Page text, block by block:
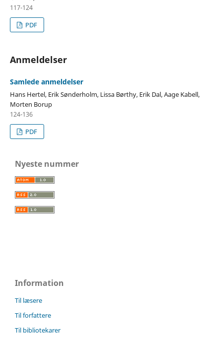
117-124
PDF
Anmeldelser
Samlede anmeldelser
Hans Hertel, Erik Sønderholm, Lissa Børthy, Erik Dal, Aage Kabell,
Morten Borup
124-136
PDF
Nyeste nummer
Information
Til læsere
Til forfattere
Til bibliotekarer